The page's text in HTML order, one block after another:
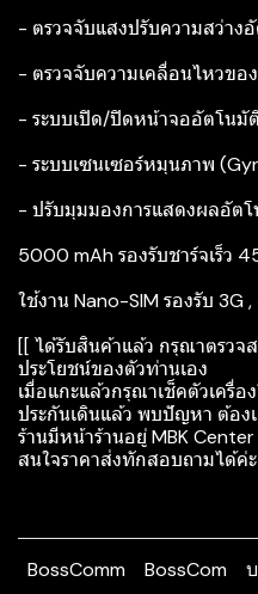
- ตรวจจับแสงปรับความสว่า
- ตรวจจับความเคลื่อนไหวขอ
- ระบบเปิด/ปิดหน้าจออัตโน
- ระบบเซนเซอร์หมุนภาพ
- ปรับมุมมองการแสดงผลอัต
5000 mAh รองรับชาร์จเร็ว
ใช้งาน Nano-SIM รองรับ 3G
[[ ได้รับสินค้าแล้ว กรุณาตรวจ
ประโยชน์ของตัวท่านเอง
เมื่อแกะแล้วกรุณาเช็คตัวเครื่อ
ประกันเดินแล้ว พบปัญหา ต้อง
ร้านมีหน้าร้านอยู่ MBK Center
สนใจราคาส่งทักสอบถามได้ค่
BossComm BossCom